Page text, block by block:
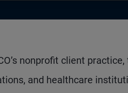
nonprofit client
and healthcare